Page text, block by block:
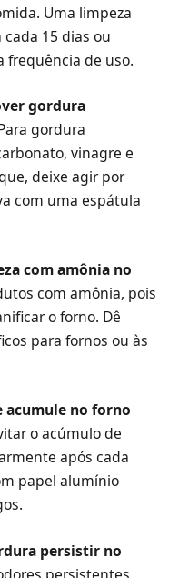
Uma limpeza
15 dias ou
frequência de uso.
gordura
gordura
vinagre e
deixe agir por
com uma espátula
com amônia no
com amônia, pois
o forno. Dê
para fornos ou às
acumule no forno
o acúmulo de
após cada
papel alumínio
persistir no
persistentes,